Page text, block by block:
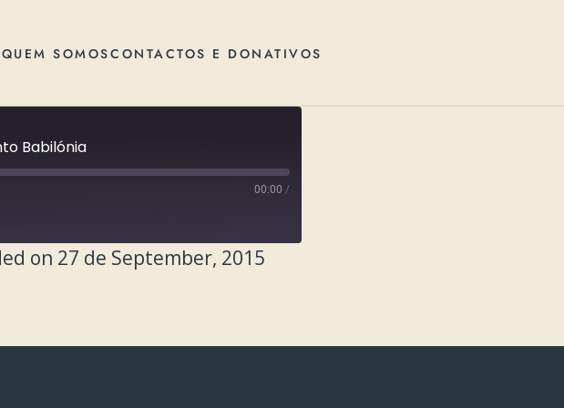
QUEM SOMOSCONTACTOS E DONATIVOS
Babilónia
00:00 /
on 27 de September, 2015